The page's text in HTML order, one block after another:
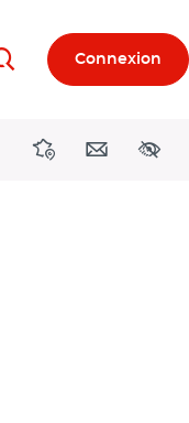
RechercherConnexion
DirectionsContact